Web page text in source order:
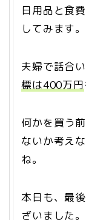
日用品と食
してみます。
夫婦で話合い
標は400万円
何かを買う
ないか考え
ね。
本日も、最
ざいました。